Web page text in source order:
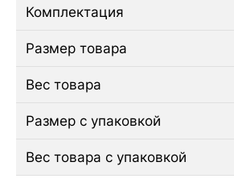
Комплектация
Размер товара
Вес товара
Размер с упаковкой
Вес товара с упаковкой